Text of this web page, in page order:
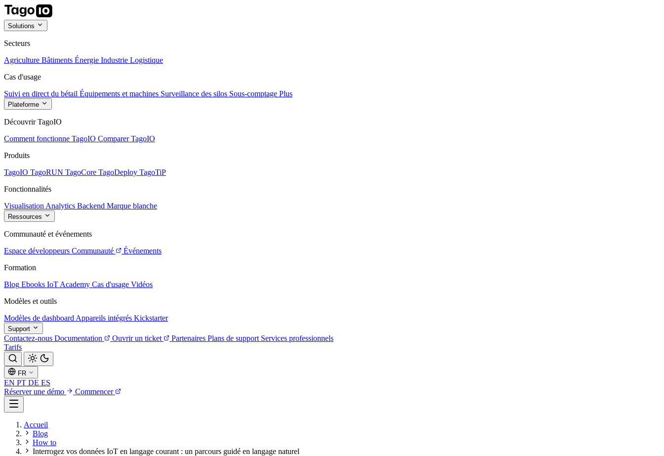
Solutions
Secteurs
Agriculture Bâtiments Énergie Industrie Logistique
Cas d'usage
Suivi en direct du bétail Équipements et machines Surveillance des silos Sous-comptage Plus
Plateforme
Découvrir TagoIO
Comment fonctionne TagoIO Comparer TagoIO
Produits
TagoIO TagoRUN TagoCore TagoDeploy TagoTiP
Fonctionnalités
Visualisation Analytics Backend Marque blanche
Ressources
Communauté et événements
Espace développeurs Communauté
Événements
Formation
Blog Ebooks IoT Academy Cas d'usage Vidéos
Modèles et outils
Modèles de dashboard Appareils intégrés Kickstarter
Support
Contactez-nous Documentation Ouvrir un ticket Partenaires Plans de support Services professionnels
Tarifs
FR
EN PT DE ES
Réserver une démo
Commencer
Accueil
Blog
How to
Interrogez vos données IoT en langage courant : un parcours guidé en langage naturel